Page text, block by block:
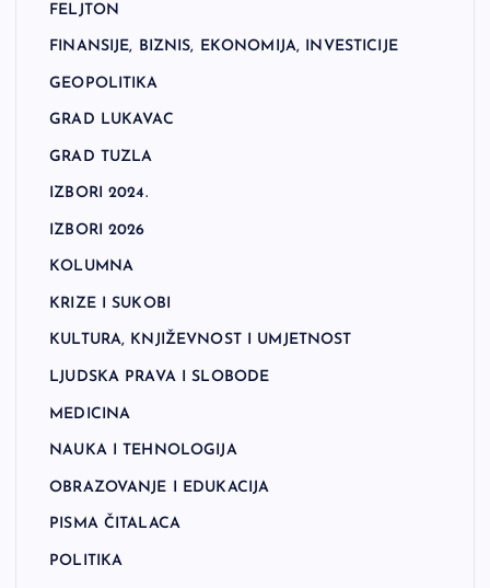
FELJTON
FINANSIJE, BIZNIS, EKONOMIJA, INVESTICIJE
GEOPOLITIKA
GRAD LUKAVAC
GRAD TUZLA
IZBORI 2024.
IZBORI 2026
KOLUMNA
KRIZE I SUKOBI
KULTURA, KNJIŽEVNOST I UMJETNOST
LJUDSKA PRAVA I SLOBODE
MEDICINA
NAUKA I TEHNOLOGIJA
OBRAZOVANJE I EDUKACIJA
PISMA ČITALACA
POLITIKA